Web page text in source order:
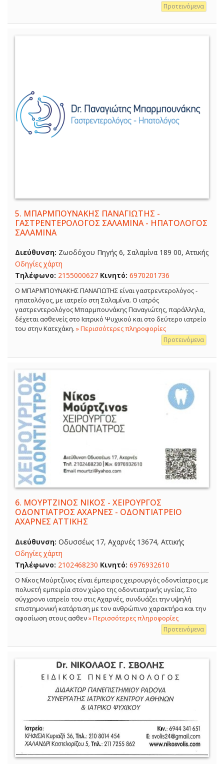
Προτεινόμενα
5. ΜΠΑΡΜΠΟΥΝΑΚΗΣ ΠΑΝΑΓΙΩΤΗΣ -
ΓΑΣΤΡΕΝΤΕΡΟΛΟΓΟΣ ΣΑΛΑΜΙΝΑ - ΗΠΑΤΟΛΟΓΟΣ
ΣΑΛΑΜΙΝΑ
Διεύθυνση: Ζωοδόχου Πηγής 6, Σαλαμίνα 189 00, Αττικής
Οδηγίες χάρτη
Τηλέφωνο: 2155000627 Κινητό: 6970201736
Ο ΜΠΑΡΜΠΟΥΝΑΚΗΣ ΠΑΝΑΓΙΩΤΗΣ είναι γαστρεντερολόγος -
ηπατολόγος, με ιατρείο στη Σαλαμίνα. Ο ιατρός
γαστρεντερολόγος Μπαρμπουνάκης Παναγιώτης, παράλληλα,
δέχεται ασθενείς στο Ιατρικό Ψυχικού και στο δεύτερο ιατρείο
του στην Κατεχάκη. » Περισσότερες πληροφορίες
Προτεινόμενα
6. ΜΟΥΡΤΖΙΝΟΣ ΝΙΚΟΣ - ΧΕΙΡΟΥΡΓΟΣ
ΟΔΟΝΤΙΑΤΡΟΣ ΑΧΑΡΝΕΣ - ΟΔΟΝΤΙΑΤΡΕΙΟ
ΑΧΑΡΝΕΣ ΑΤΤΙΚΗΣ
Διεύθυνση: Οδυσσέως 17, Αχαρνές 13674, Αττικής
Οδηγίες χάρτη
Τηλέφωνο: 2102468230 Κινητό: 6976932610
Ο Νίκος Μούρτζινος είναι έμπειρος χειρουργός οδοντίατρος με
πολυετή εμπειρία στον χώρο της οδοντιατρικής υγείας. Στο
σύγχρονο ιατρείο του στις Αχαρνές, συνδυάζει την υψηλή
επιστημονική κατάρτιση με τον ανθρώπινο χαρακτήρα και την
αφοσίωση στους ασθεν» Περισσότερες πληροφορίες
Προτεινόμενα